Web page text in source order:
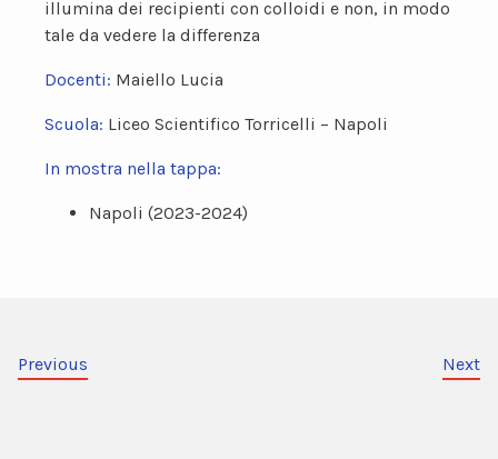
illumina dei recipienti con colloidi e non, in modo
tale da vedere la differenza
Docenti: Maiello Lucia
Scuola: Liceo Scientifico Torricelli – Napoli
In mostra nella tappa:
Napoli (2023-2024)
Previous Next